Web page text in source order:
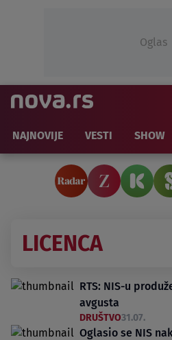
Oglas
NAJNOVIJE VESTI SHOW
LICENCA
RTS: NIS-u
avgusta
DRUŠTVO31.07.
Oglasio se NIS